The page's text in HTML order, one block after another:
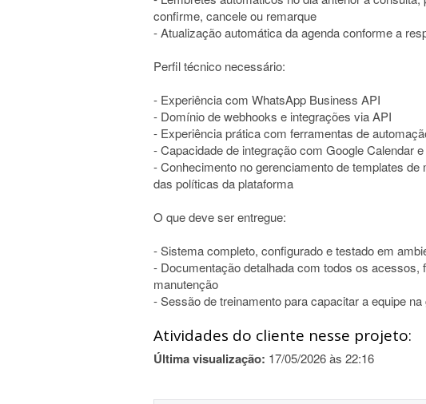
confirme, cancele ou remarque
- Atualização automática da agenda conforme a
Perfil técnico necessário:
- Experiência com WhatsApp Business API
- Domínio de webhooks e integrações via API
- Experiência prática com ferramentas de
- Capacidade de integração com Google Calendar
- Conhecimento no gerenciamento de templates
das políticas da plataforma
O que deve ser entregue:
- Sistema completo, configurado e testado em
- Documentação detalhada com todos os
manutenção
- Sessão de treinamento para capacitar a equipe
Atividades do cliente nesse projeto:
Última visualização: 17/05/2026 às 22:16